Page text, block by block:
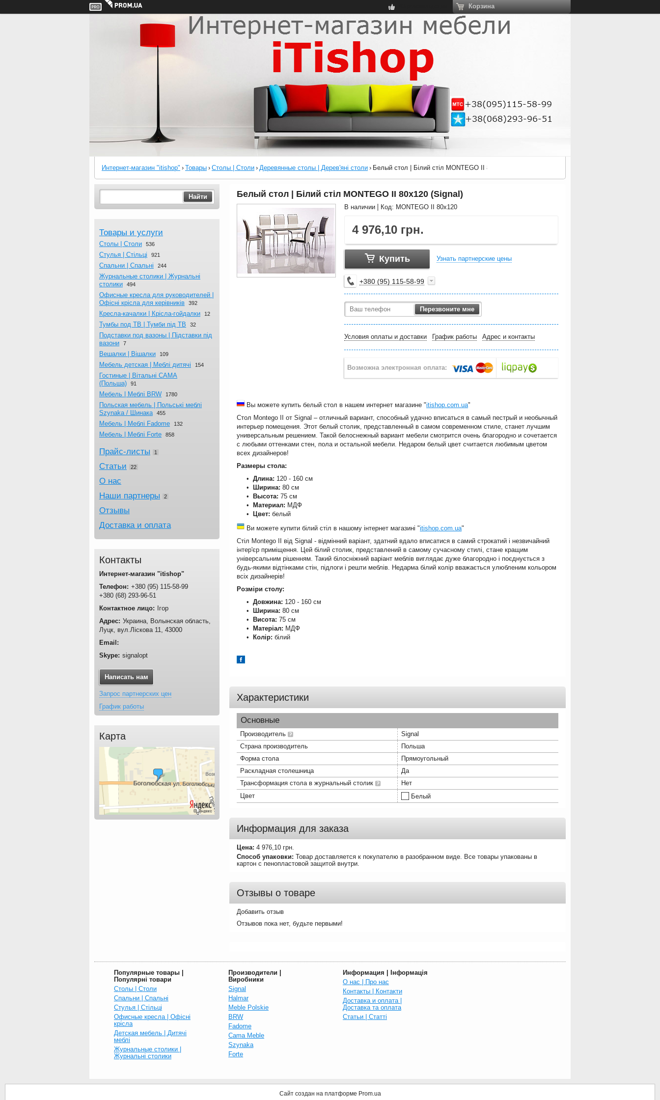
Корзина
Интернет-магазин "itishop" › Товары › Столы | Столи › Деревянные столы | Дерев'яні столи › Белый стол | Білий стіл MONTEGO II 80x120 (Signal)
Найти
Товары и услуги
Столы | Столи 536
Стулья | Стільці 921
Спальни | Спальні 244
Журнальныe столики | Журнальні
столики
494
Офисные кресла для руководителей |
Офісні крісла для керівників
392
Кресла-качалки | Крісла-гойдалки 12
Тумбы под ТВ | Тумби під ТВ 32
Подставки под вазоны | Підставки під
вазони
7
Вешалки | Вішалки 109
Мебель детская | Меблі дитячі 154
Гостиные | Вітальні CAMA
(Польша)
91
Мебель | Меблі BRW 1780
Польская мебель | Польські меблі
Szynaka / Шинака
455
Мебель | Меблі Fadome 132
Мебель | Меблі Forte 858
Прайс-листы 1
Статьи 22
О нас
Наши партнеры
2
Отзывы
Доставка и оплата
Контакты
Интернет-магазин "itishop"
+380 95 115-58-99
+380 68 293-96-51
Ігор
Украина Волынская область
Луцк вул.Ліскова 11 43000
signalopt
Написать нам
Запрос партнерских цен
График работы
Карта
Белый стол | Білий стіл MONTEGO II 80x120 (Signal)
В наличии Код: MONTEGO II 80x120
4 976,10 грн.
Купить Узнать партнерские цены
+380 95 115-58-99
Перезвоните мне
Условия оплаты и доставки График работы Адрес и контакты
Вы можете купить белый стол в нашем интернет магазине "itishop.com.ua"
Стол Montego II от Signal – отличный вариант, способный удачно вписаться в самый пестрый и необычный
интерьер помещения. Этот белый столик, представленный в самом современном стиле, станет лучшим
универсальным решением. Такой белоснежный вариант мебели смотрится очень благородно и сочетается
с любыми оттенками стен, пола и остальной мебели. Недаром белый цвет считается любимым цветом
всех дизайнеров!
Размеры стола:
Длина: 120 - 160 см
Ширина: 80 см
Высота: 75 см
Материал: МДФ
Цвет: белый
Ви можете купити білий стіл в нашому інтернет магазині "itishop.com.ua"
Стіл Montego II від Signal - відмінний варіант, здатний вдало вписатися в самий строкатий і незвичайний
інтер'єр приміщення. Цей білий столик, представлений в самому сучасному стилі, стане кращим
універсальним рішенням. Такий білосніжний варіант меблів виглядає дуже благородно і поєднується з
будь-якими відтінками стін, підлоги і решти меблів. Недарма білий колір вважається улюбленим кольором
всіх дизайнерів!
Розміри столу:
Довжина: 120 - 160 см
Ширина: 80 см
Висота: 75 см
Матеріал: МДФ
Колір: білий
Характеристики
Основные
Производитель
Signal
Страна производитель
Польша
Форма стола
Прямоугольный
Раскладная столешница
Да
Трансформация стола в журнальный столик
Нет
Цвет
Белый
Информация для заказа
Цена: 4 976,10 грн.
Способ упаковки: Товар доставляется к покупателю в разобранном виде. Все товары упакованы в
картон с пенопластовой защитой внутри.
Отзывы о товаре
Добавить отзыв
Популярные товары |
Популярні товари
Столы | Столи
Спальни | Спальні
Стулья | Стільці
Офисные кресла | Офісні
крісла
Детская мебель | Дитячі
меблі
Журнальные столики |
Журнальні столики
Производители |
Виробники
Signal
Halmar
Meble Polskie
BRW
Fadome
Cama Meble
Szynaka
Forte
Информация | Інформація
О нас | Про нас
Контакты | Контакти
Доставка и оплата |
Доставка та оплата
Статьи | Статті
Сайт создан на платформе Prom.ua